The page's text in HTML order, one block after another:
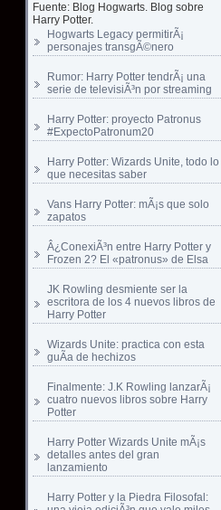
Fuente: Blog Hogwarts. Blog sobre
Harry Potter.
Hogwarts Legacy permitirÃ¡
personajes transgÃ©nero
Rumor: Harry Potter tendrÃ¡ una
serie de televisiÃ³n por streaming
Harry Potter: proyecto Patronus
#ExpectoPatronum20
Harry Potter: Wizards Unite, todo lo
que necesitas saber
Vans Harry Potter: mÃ¡s que solo
zapatos
Â¿ConexiÃ³n entre Harry Potter y
Frozen 2? El «patronus» de Elsa
JK Rowling desmiente ser la
escritora de los 4 nuevos libros de
Harry Potter
Wizards Unite: practica con esta
guÃ­a de hechizos
Finalmente: J.K Rowling lanzarÃ¡
cuatro nuevos libros sobre Harry
Potter
Harry Potter Wizards Unite mÃ¡s
detalles antes del gran
lanzamiento
Harry Potter y la Piedra Filosofal: